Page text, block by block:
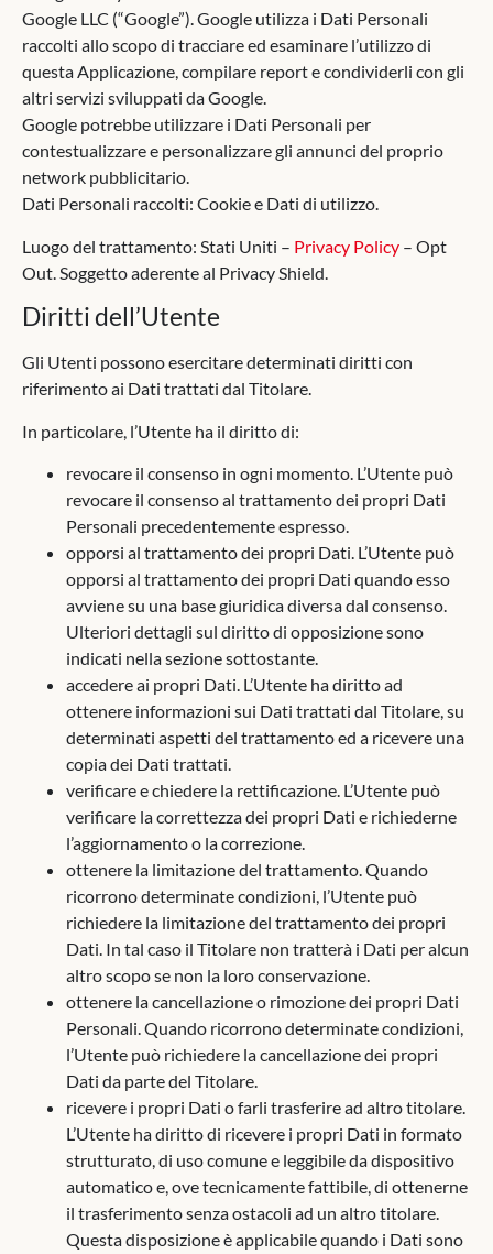
Google LLC (“Google”). Google utilizza i Dati Personali
raccolti allo scopo di tracciare ed esaminare l’utilizzo di
questa Applicazione, compilare report e condividerli con gli
altri servizi sviluppati da Google.
Google potrebbe utilizzare i Dati Personali per
contestualizzare e personalizzare gli annunci del proprio
network pubblicitario.
Dati Personali raccolti: Cookie e Dati di utilizzo.
Luogo del trattamento: Stati Uniti – Privacy Policy – Opt
Out. Soggetto aderente al Privacy Shield.
Diritti dell’Utente
Gli Utenti possono esercitare determinati diritti con
riferimento ai Dati trattati dal Titolare.
In particolare, l’Utente ha il diritto di:
revocare il consenso in ogni momento. L’Utente può
revocare il consenso al trattamento dei propri Dati
Personali precedentemente espresso.
opporsi al trattamento dei propri Dati. L’Utente può
opporsi al trattamento dei propri Dati quando esso
avviene su una base giuridica diversa dal consenso.
Ulteriori dettagli sul diritto di opposizione sono
indicati nella sezione sottostante.
accedere ai propri Dati. L’Utente ha diritto ad
ottenere informazioni sui Dati trattati dal Titolare, su
determinati aspetti del trattamento ed a ricevere una
copia dei Dati trattati.
verificare e chiedere la rettificazione. L’Utente può
verificare la correttezza dei propri Dati e richiederne
l’aggiornamento o la correzione.
ottenere la limitazione del trattamento. Quando
ricorrono determinate condizioni, l’Utente può
richiedere la limitazione del trattamento dei propri
Dati. In tal caso il Titolare non tratterà i Dati per alcun
altro scopo se non la loro conservazione.
ottenere la cancellazione o rimozione dei propri Dati
Personali. Quando ricorrono determinate condizioni,
l’Utente può richiedere la cancellazione dei propri
Dati da parte del Titolare.
ricevere i propri Dati o farli trasferire ad altro titolare.
L’Utente ha diritto di ricevere i propri Dati in formato
strutturato, di uso comune e leggibile da dispositivo
automatico e, ove tecnicamente fattibile, di ottenerne
il trasferimento senza ostacoli ad un altro titolare.
Questa disposizione è applicabile quando i Dati sono